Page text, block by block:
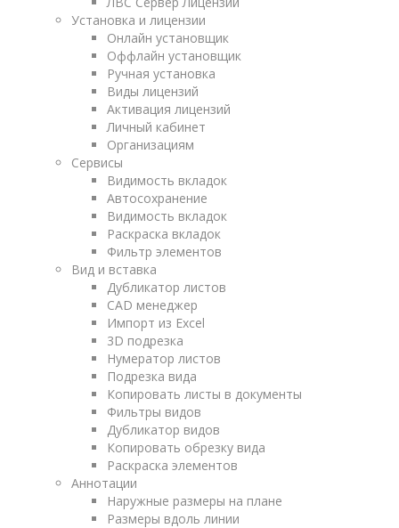
Установка и лицензии
Онлайн установщик
Оффлайн установщик
Ручная установка
Виды лицензий
Активация лицензий
Личный кабинет
Организациям
Сервисы
Видимость вкладок
Автосохранение
Видимость вкладок
Раскраска вкладок
Фильтр элементов
Вид и вставка
Дубликатор листов
CAD менеджер
Импорт из Excel
3D подрезка
Нумератор листов
Подрезка вида
Копировать листы в документы
Фильтры видов
Дубликатор видов
Копировать обрезку вида
Раскраска элементов
Аннотации
Наружные размеры на плане
Размеры вдоль линии